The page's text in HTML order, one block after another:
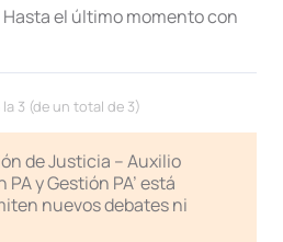
Hasta el último momento con
3 (de un total de 3)
de Justicia – Auxilio
y Gestión PA’ está
nuevos debates ni